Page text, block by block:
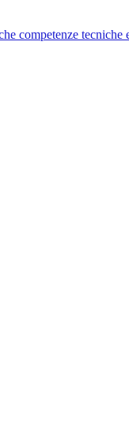
competenze